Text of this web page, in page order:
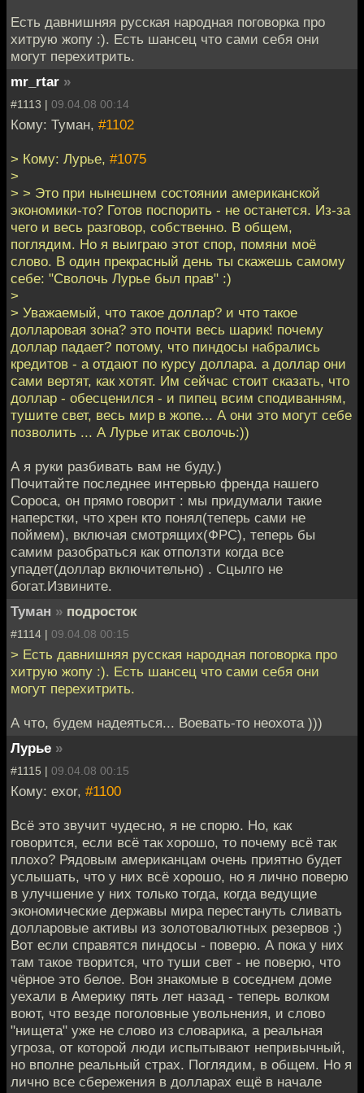
Есть давнишняя русская народная поговорка про
хитрую жопу :). Есть шансец что сами себя они
могут перехитрить.
mr_rtar »
#1113 | 09.04.08 00:14
Кому: Туман, #1102
> Кому: Лурье, #1075
>
> > Это при нынешнем состоянии американской
экономики-то? Готов поспорить - не останется. Из-за
чего и весь разговор, собственно. В общем,
поглядим. Но я выиграю этот спор, помяни моё
слово. В один прекрасный день ты скажешь самому
себе: "Сволочь Лурье был прав" :)
>
> Уважаемый, что такое доллар? и что такое
долларовая зона? это почти весь шарик! почему
доллар падает? потому, что пиндосы набрались
кредитов - а отдают по курсу доллара. а доллар они
сами вертят, как хотят. Им сейчас стоит сказать, что
доллар - обесценился - и пипец всим сподиванням,
тушите свет, весь мир в жопе... А они это могут себе
позволить ... А Лурье итак сволочь:))
А я руки разбивать вам не буду.)
Почитайте последнее интервью френда нашего
Сороса, он прямо говорит : мы придумали такие
наперстки, что хрен кто понял(теперь сами не
поймем), включая смотрящих(ФРС), теперь бы
самим разобраться как отползти когда все
упадет(доллар включительно) . Сцылго не
богат.Извините.
Туман » подросток
#1114 | 09.04.08 00:15
> Есть давнишняя русская народная поговорка про
хитрую жопу :). Есть шансец что сами себя они
могут перехитрить.
А что, будем надеяться... Воевать-то неохота )))
Лурье »
#1115 | 09.04.08 00:15
Кому: exor, #1100
Всё это звучит чудесно, я не спорю. Но, как
говорится, если всё так хорошо, то почему всё так
плохо? Рядовым американцам очень приятно будет
услышать, что у них всё хорошо, но я лично поверю
в улучшение у них только тогда, когда ведущие
экономические державы мира перестануть сливать
долларовые активы из золотовалютных резервов ;)
Вот если справятся пиндосы - поверю. А пока у них
там такое творится, что туши свет - не поверю, что
чёрное это белое. Вон знакомые в соседнем доме
уехали в Америку пять лет назад - теперь волком
воют, что везде поголовные увольнения, и слово
"нищета" уже не слово из словарика, а реальная
угроза, от которой люди испытывают непривычный,
но вполне реальный страх. Поглядим, в общем. Но я
лично все сбережения в долларах ещё в начале